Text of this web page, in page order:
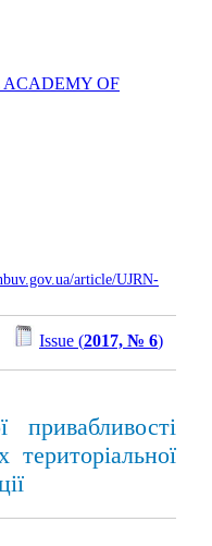
ACADEMY OF
article/UJRN-
Issue (2017, № 6)
привабливості